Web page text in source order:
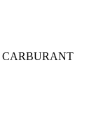
CARBURANT